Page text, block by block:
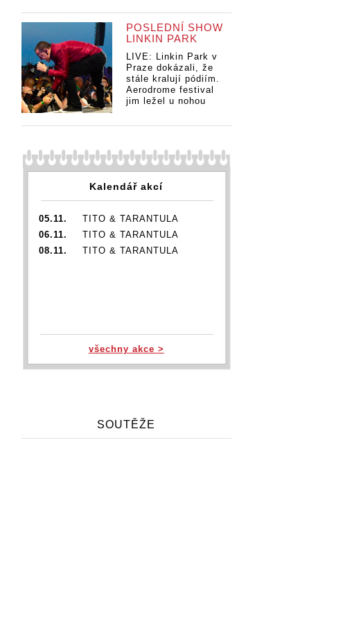
POSLEDNÍ SHOW
LINKIN PARK
LIVE: Linkin Park v
Praze dokázali, že
stále kralují pódiím.
Aerodrome festival
jim ležel u nohou
Kalendář akcí
05.11.
TITO & TARANTULA
06.11.
TITO & TARANTULA
08.11.
TITO & TARANTULA
všechny akce >
SOUTĚŽE